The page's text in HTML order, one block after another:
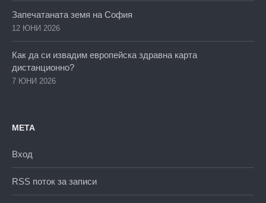
Запечатаната земя на София
12 ЮНИ 2026
Как да си извадим европейска здравна карта
дистанционно?
7 ЮНИ 2026
МЕТА
Вход
RSS поток за записи